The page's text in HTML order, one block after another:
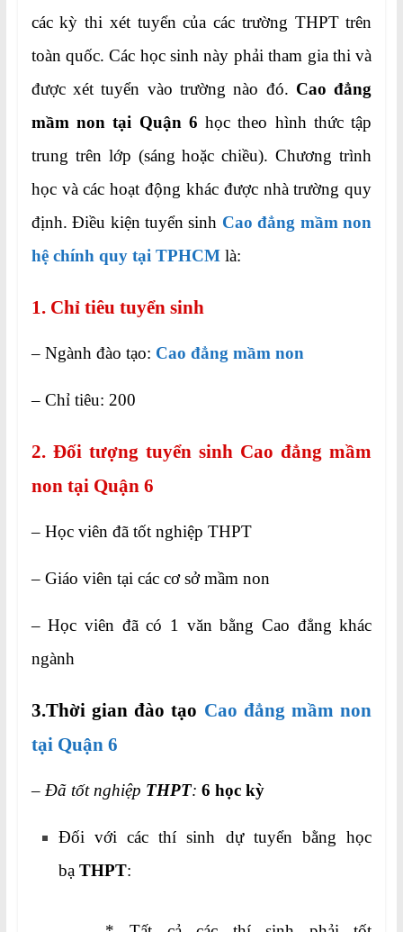
các kỳ thi xét tuyển của các trường THPT trên
toàn quốc. Các học sinh này phải tham gia thi và
được xét tuyển vào trường nào đó. Cao đẳng
mầm non tại Quận 6học theo hình thức tập
trung trên lớp (sáng hoặc chiều). Chương trình
học và các hoạt động khác được nhà trường quy
định. Điều kiện tuyển sinh Cao đẳng mầm non
hệ chính quy tại TPHCMlà:
1. Chỉ tiêu tuyển sinh
– Ngành đào tạo: Cao đẳng mầm non
– Chỉ tiêu: 200
2. Đối tượng tuyển sinh Cao đẳng mầm
non tại Quận 6
– Học viên đã tốt nghiệp THPT
– Giáo viên tại các cơ sở mầm non
– Học viên đã có 1 văn bằng Cao đẳng khác
ngành
3.Thời gian đào tạo Cao đẳng mầm non
tại Quận 6
–Đã tốt nghiệp THPT: 6 học kỳ
Đối với các thí sinh dự tuyển bằng học
bạ THPT: